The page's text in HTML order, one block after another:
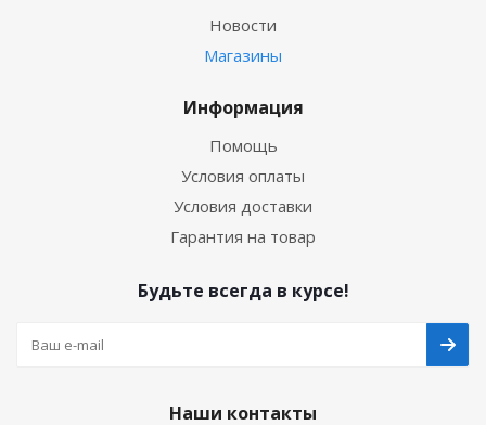
Новости
Магазины
Информация
Помощь
Условия оплаты
Условия доставки
Гарантия на товар
Будьте всегда в курсе!
Наши контакты